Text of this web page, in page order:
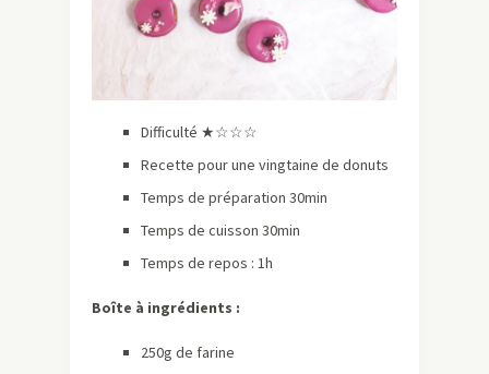
Difficulté ★☆☆☆
Recette pour une vingtaine de donuts
Temps de préparation 30min
Temps de cuisson 30min
Temps de repos : 1h
Boîte à ingrédients :
250g de farine